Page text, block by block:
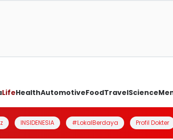
LifeHealthAutomotiveFoodTravelScience
INSIDENESIA #LokalBerdaya Profil Dokter